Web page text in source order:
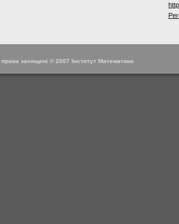
права захищені © 2007 Інститут Математики